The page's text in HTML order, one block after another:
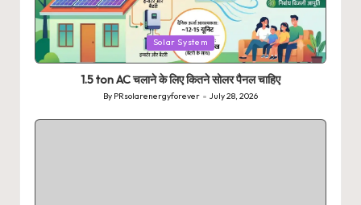
Posted
in
Solar System
1.5 ton AC चलाने के लिए कितने सोलर पैनल चाहिए
Posted
by
By PRsolarenergyforever July 28, 2026